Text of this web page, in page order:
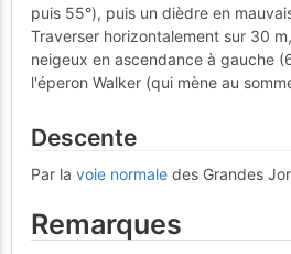
puis 55°), puis un dièdre en
Traverser horizontalement sur 30
neigeux en ascendance à gauche
l'éperon Walker (qui mène au
Descente
Par la voie normale des Grandes
Remarques